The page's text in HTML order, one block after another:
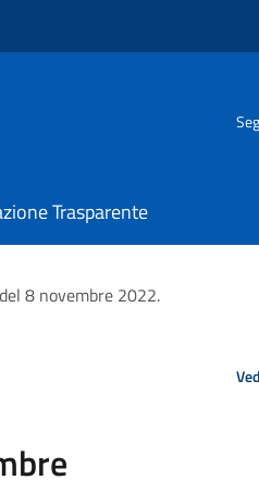
Trasparente
8 novembre 2022.